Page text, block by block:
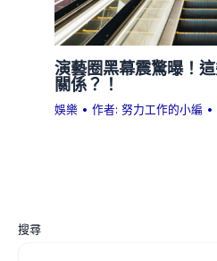
演藝圈黑幕震驚曝！
關係？！
娛樂 • 作者:努力工作的小編 •
搜尋